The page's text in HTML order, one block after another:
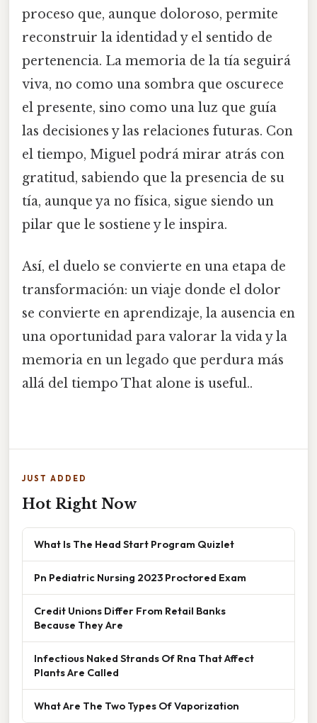
proceso que, aunque doloroso, permite
reconstruir la identidad y el sentido de
pertenencia. La memoria de la tía seguirá
viva, no como una sombra que oscurece
el presente, sino como una luz que guía
las decisiones y las relaciones futuras. Con
el tiempo, Miguel podrá mirar atrás con
gratitud, sabiendo que la presencia de su
tía, aunque ya no física, sigue siendo un
pilar que le sostiene y le inspira.
Así, el duelo se convierte en una etapa de
transformación: un viaje donde el dolor
se convierte en aprendizaje, la ausencia en
una oportunidad para valorar la vida y la
memoria en un legado que perdura más
allá del tiempo That alone is useful..
JUST ADDED
Hot Right Now
What Is The Head Start Program Quizlet
Pn Pediatric Nursing 2023 Proctored Exam
Credit Unions Differ From Retail Banks
Because They Are
Infectious Naked Strands Of Rna That Affect
Plants Are Called
What Are The Two Types Of Vaporization